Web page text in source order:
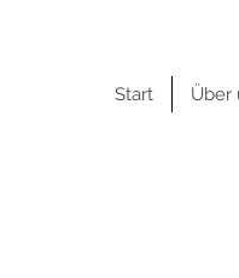
Start Über